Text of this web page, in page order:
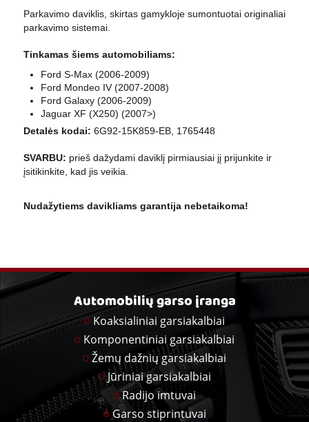
Parkavimo daviklis, skirtas gamykloje sumontuotai originaliai
parkavimo sistemai.
Tinkamas šiems automobiliams:
Ford S-Max (2006-2009)
Ford Mondeo IV (2007-2008)
Ford Galaxy (2006-2009)
Jaguar XF (X250) (2007>)
Detalės kodai: 6G92-15K859-EB, 1765448
SVARBU: prieš dažydami daviklį pirmiausiai jį prijunkite ir
įsitikinkite, kad jis veikia.
Nudažytiems davikliams garantija nebetaikoma!
Automobilių garso įranga
Koaksialiniai garsiakalbiai
Komponentiniai garsiakalbiai
Žemų dažnių garsiakalbiai
Jūriniai garsiakalbiai
Radijo imtuvai
Garso stiprintuvai